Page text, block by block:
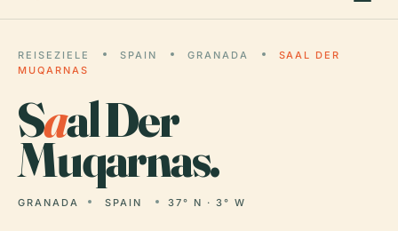
REISEZIELE SPAIN GRANADA
SAAL DER
MUQARNAS
Saal Der
Muqarnas.
GRANADA SPAIN 37° N · 3° W